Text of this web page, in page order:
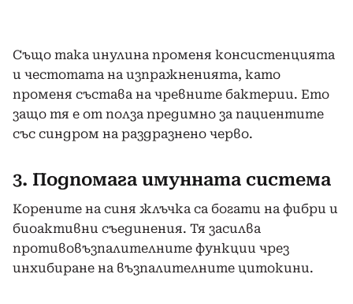
Също така инулина променя консистенцията
и честотата на изпражненията, като
променя състава на чревните бактерии. Ето
защо тя е от полза предимно за пациентите
със синдром на раздразнено черво.
3. Подпомага имунната система
Корените на синя жлъчка са богати на фибри и
биоактивни съединения. Тя засилва
противовъзпалителните функции чрез
инхибиране на възпалителните цитокини.